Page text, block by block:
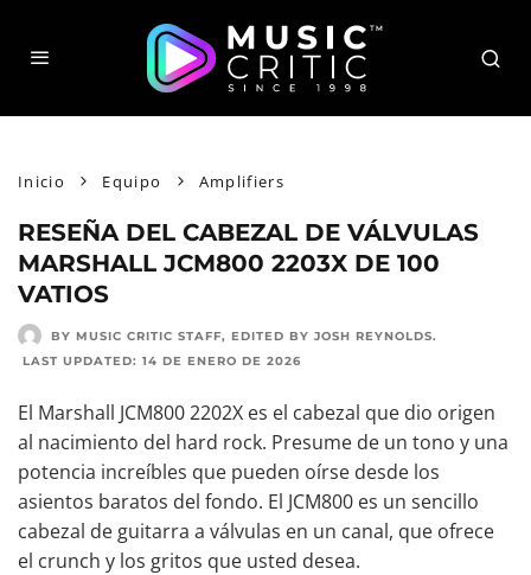
Inicio Equipo Amplifiers
RESEÑA DEL CABEZAL DE VÁLVULAS
MARSHALL JCM800 2203X DE 100
VATIOS
BY MUSIC CRITIC STAFF, EDITED BY JOSH REYNOLDS.
LAST UPDATED: 14 DE ENERO DE 2026
El Marshall JCM800 2202X es el cabezal que dio origen
al nacimiento del hard rock. Presume de un tono y una
potencia increíbles que pueden oírse desde los
asientos baratos del fondo. El JCM800 es un sencillo
cabezal de guitarra a válvulas en un canal, que ofrece
el crunch y los gritos que usted desea.